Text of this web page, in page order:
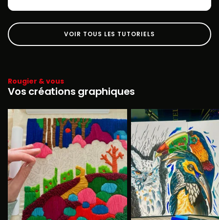
VOIR TOUS LES TUTORIELS
Rougier & vous
Vos créations graphiques